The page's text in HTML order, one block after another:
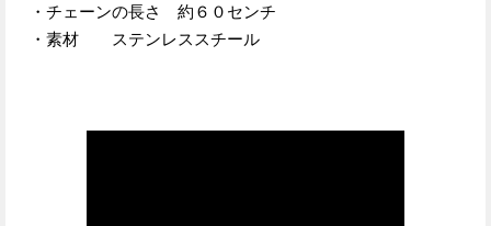
・チェーンの長さ 約６０センチ
・素材 ステンレススチール